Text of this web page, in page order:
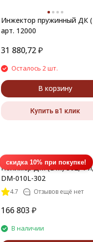
Инжектор пружинный ДК
арт. 12000
31 880,72₽
Осталось 2 шт.
В корзину
Купить в1 клик
скидка 10% при покупке!
Полимер ДМ (DM) 302, 1
DM-010L-302
4.7 Отзывов ещё нет
166 803 ₽
В наличии